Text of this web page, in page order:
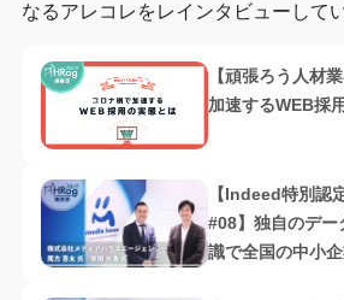
なるアレコレをレインタビューして
【頑張ろう人材
加速するWEB採
【Indeed特別認
#08】独自のデー
識で全国の中小